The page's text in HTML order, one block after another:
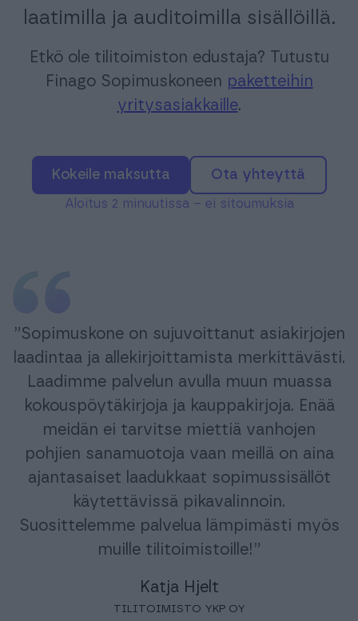
laatimilla ja auditoimilla sisällöillä.
Etkö ole tilitoimiston edustaja? Tutustu
Finago Sopimuskoneen paketteihin
yritysasiakkaille.
Kokeile maksutta Ota yhteyttä
Aloitus 2 minuutissa – ei sitoumuksia
”Sopimuskone on sujuvoittanut asiakirjojen
laadintaa ja allekirjoittamista merkittävästi.
Laadimme palvelun avulla muun muassa
kokouspöytäkirjoja ja kauppakirjoja. Enää
meidän ei tarvitse miettiä vanhojen
pohjien sanamuotoja vaan meillä on aina
ajantasaiset laadukkaat sopimussisällöt
käytettävissä pikavalinnoin.
Suosittelemme palvelua lämpimästi myös
muille tilitoimistoille!”
Katja Hjelt
TILITOIMISTO YKP OY